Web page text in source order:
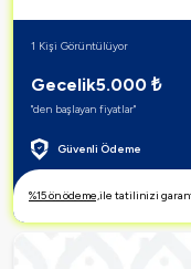
Güvenli Ödeme
Gecelik5.000 ₺
"den başlayan fiyatlar"
1 Kişi Görüntülüyor
%15 ön ödeme,ile tatilinizi